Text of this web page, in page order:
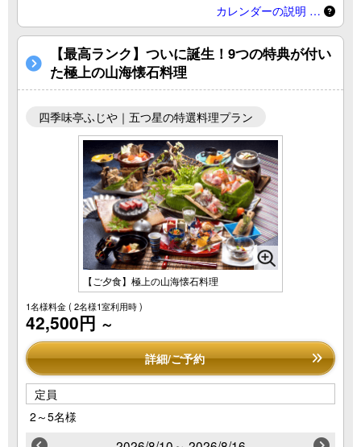
カレンダーの説明 …
【最高ランク】ついに誕生！9つの特典が付い
た極上の山海懐石料理
四季味亭ふじや｜五つ星の特選料理プラン
【ご夕食】極上の山海懐石料理
1名様料金( 2名様1室利用時 )
42,500円 ～
詳細/ご予約
定員
2～5名様